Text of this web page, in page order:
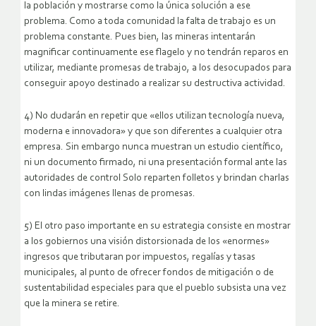
la población y mostrarse como la única solución a ese
problema. Como a toda comunidad la falta de trabajo es un
problema constante. Pues bien, las mineras intentarán
magnificar continuamente ese flagelo y no tendrán reparos en
utilizar, mediante promesas de trabajo, a los desocupados para
conseguir apoyo destinado a realizar su destructiva actividad.
4) No dudarán en repetir que «ellos utilizan tecnología nueva,
moderna e innovadora» y que son diferentes a cualquier otra
empresa. Sin embargo nunca muestran un estudio científico,
ni un documento firmado, ni una presentación formal ante las
autoridades de control Solo reparten folletos y brindan charlas
con lindas imágenes llenas de promesas.
5) El otro paso importante en su estrategia consiste en mostrar
a los gobiernos una visión distorsionada de los «enormes»
ingresos que tributaran por impuestos, regalías y tasas
municipales, al punto de ofrecer fondos de mitigación o de
sustentabilidad especiales para que el pueblo subsista una vez
que la minera se retire.